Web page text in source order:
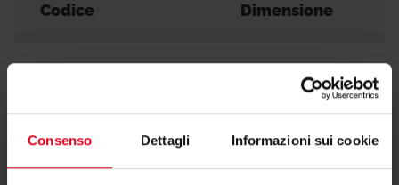
Consenso Dettagli Informazioni sui cookie
Codice Dimensione